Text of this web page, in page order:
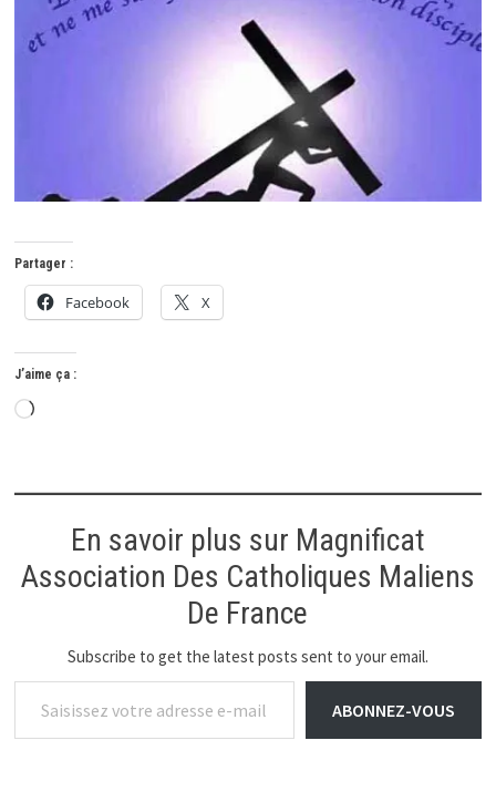
Partager :
Facebook X
J’aime ça :
Chargement…
En savoir plus sur Magnificat
Association Des Catholiques Maliens
De France
Subscribe to get the latest posts sent to your email.
Saisissez votre adresse e-mail…
ABONNEZ-VOUS